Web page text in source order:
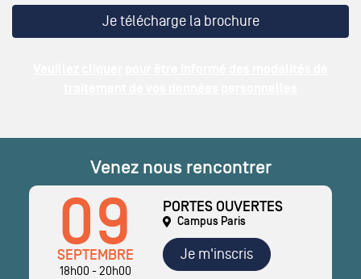
Venez nous rencontrer
09
SEPTEMBRE
18h00 - 20h00
PORTES OUVERTES
Campus Paris
Je m'inscris